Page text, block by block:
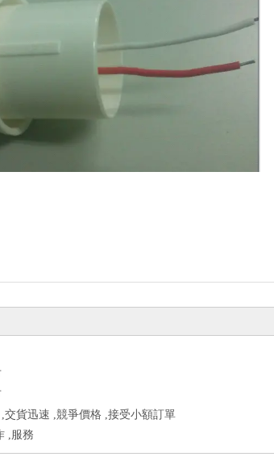
交貨迅速 ,競爭價格 ,接受小額訂單
,服務